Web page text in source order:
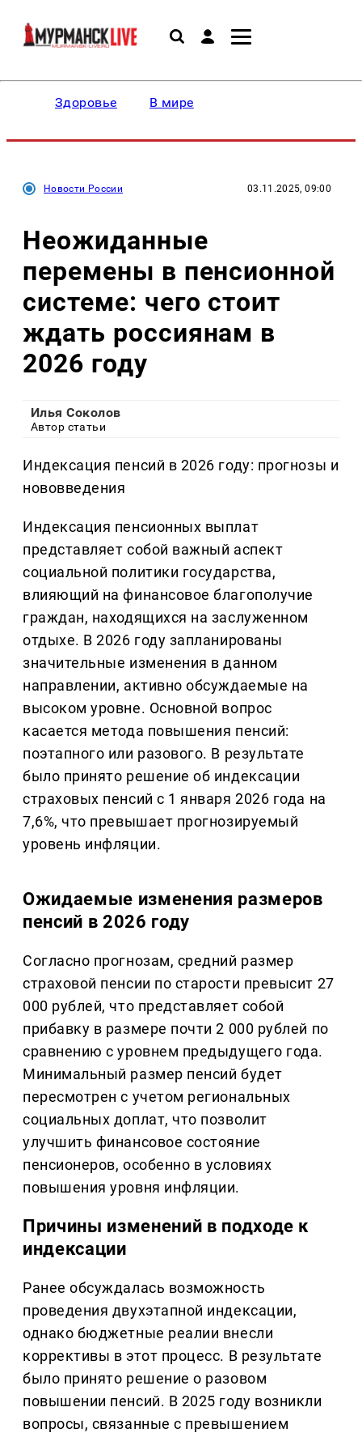
Здоровье В мире
Новости России 03.11.2025, 09:00
Неожиданные
перемены в пенсионной
системе: чего стоит
ждать россиянам в
2026 году
Илья Соколов
Автор статьи
Индексация пенсий в 2026 году: прогнозы и
нововведения
Индексация пенсионных выплат
представляет собой важный аспект
социальной политики государства,
влияющий на финансовое благополучие
граждан, находящихся на заслуженном
отдыхе. В 2026 году запланированы
значительные изменения в данном
направлении, активно обсуждаемые на
высоком уровне. Основной вопрос
касается метода повышения пенсий:
поэтапного или разового. В результате
было принято решение об индексации
страховых пенсий с 1 января 2026 года на
7,6%, что превышает прогнозируемый
уровень инфляции.
Ожидаемые изменения размеров
пенсий в 2026 году
Согласно прогнозам, средний размер
страховой пенсии по старости превысит 27
000 рублей, что представляет собой
прибавку в размере почти 2 000 рублей по
сравнению с уровнем предыдущего года.
Минимальный размер пенсий будет
пересмотрен с учетом региональных
социальных доплат, что позволит
улучшить финансовое состояние
пенсионеров, особенно в условиях
повышения уровня инфляции.
Причины изменений в подходе к
индексации
Ранее обсуждалась возможность
проведения двухэтапной индексации,
однако бюджетные реалии внесли
коррективы в этот процесс. В результате
было принято решение о разовом
повышении пенсий. В 2025 году возникли
вопросы, связанные с превышением